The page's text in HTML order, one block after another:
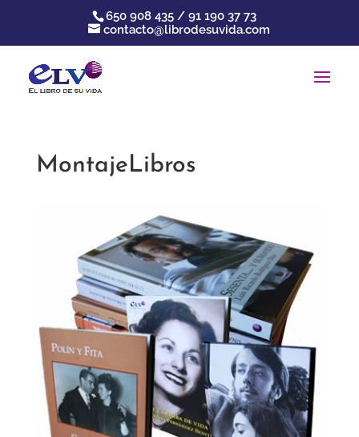
650 908 435 / 91 190 37 73
contacto@librodesuvida.com
MontajeLibros